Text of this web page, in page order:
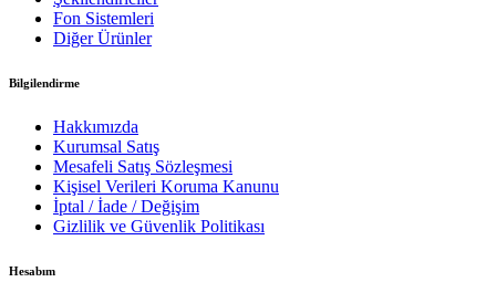
Fon Sistemleri
Diğer Ürünler
Bilgilendirme
Hakkımızda
Kurumsal Satış
Mesafeli Satış Sözleşmesi
Kişisel Verileri Koruma Kanunu
İptal / İade / Değişim
Gizlilik ve Güvenlik Politikası
Hesabım